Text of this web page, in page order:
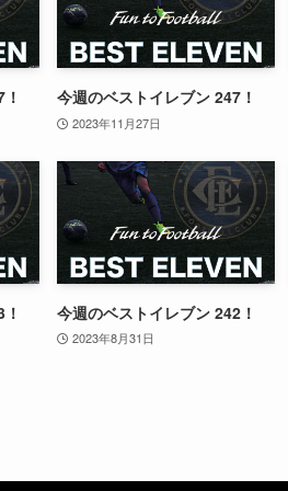
今週のベストイレブン 247！
2023年11月27日
今週のベストイレブン 242！
2023年8月31日